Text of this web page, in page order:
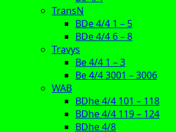
TransN
BDe 4/4 1 – 5
BDe 4/4 6 – 8
Travys
Be 4/4 1 – 3
Be 4/4 3001 – 3006
WAB
BDhe 4/4 101 – 118
BDhe 4/4 119 – 124
BDhe 4/8